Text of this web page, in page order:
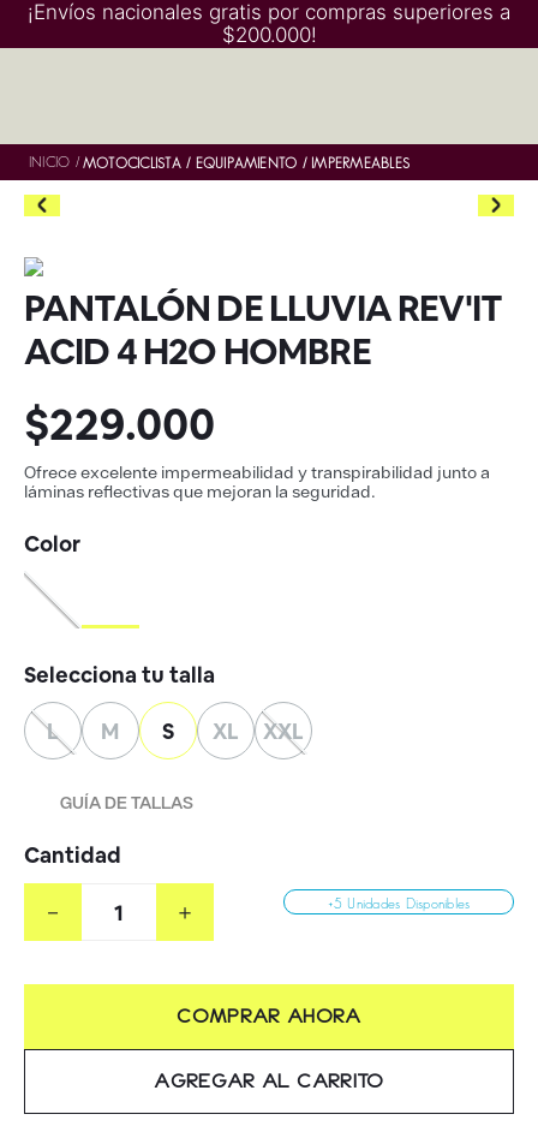
¡Envíos nacionales gratis por compras superiores a
$200.000!
INICIO / MOTOCICLISTA EQUIPAMIENTO IMPERMEABLES
PANTALÓN DE LLUVIA REV'IT
ACID 4 H2O HOMBRE
$229.000
Ofrece excelente impermeabilidad y transpirabilidad junto a
láminas reflectivas que mejoran la seguridad.
L M S XL XXL
GUÍA DE TALLAS
Cantidad
＋
－ +5 Unidades Disponibles
AGREGAR AL CARRITO
COMPRAR AHORA